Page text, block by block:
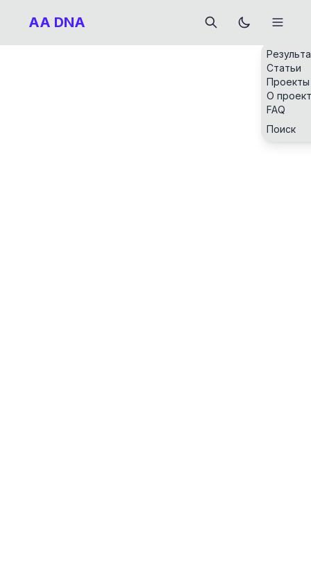
AA DNA
Статьи
Проекты
О
FAQ
Поиск